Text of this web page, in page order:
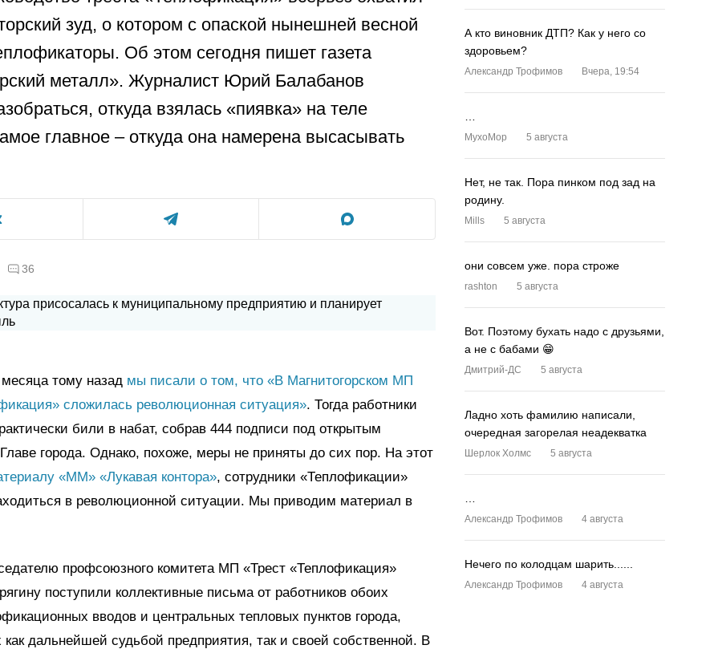
зуд, о котором с опаской нынешней весной
Об этом сегодня пишет газета
металл». Журналист Юрий Балабанов
откуда взялась «пиявка» на теле
главное – откуда она намерена высасывать
36
тому назад мы писали о том, что «В Магнитогорском МП
сложилась революционная ситуация». Тогда работники
били в набат, собрав 444 подписи под открытым
города. Однако, похоже, меры не приняты до сих пор. На этот
«ММ» «Лукавая контора», сотрудники «Теплофикации»
в революционной ситуации. Мы приводим материал в
профсоюзного комитета МП «Трест «Теплофикация»
поступили коллективные письма от работников обоих
вводов и центральных тепловых пунктов города,
как дальнейшей судьбой предприятия, так и своей собственной. В
А кто виновник ДТП? Как у него со
здоровьем?
Александр Трофимов Вчера, 19:54
MyxoMop 5 августа
Нет, не так. Пора пинком под зад на
родину.
Mills 5 августа
они совсем уже. пора строже
rashton 5 августа
Вот. Поэтому бухать надо с друзьями,
а не с бабами 😁
Дмитрий-ДС 5 августа
Ладно хоть фамилию написали,
очередная загорелая неадекватка
Шерлок Холмс 5 августа
Александр Трофимов 4 августа
Нечего по колодцам шарить......
Александр Трофимов 4 августа